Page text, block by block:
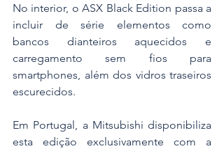
No interior, o ASX Black Edition passa a
incluir de série elementos como
bancos dianteiros aquecidos e
carregamento sem fios para
smartphones, além dos vidros traseiros
escurecidos.
Em Portugal, a Mitsubishi disponibiliza
esta edição exclusivamente com a